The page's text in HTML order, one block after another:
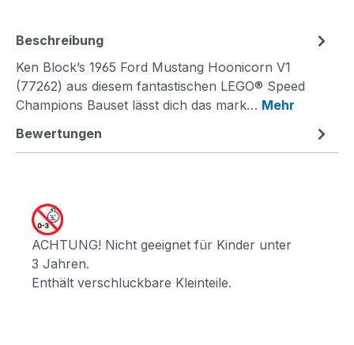
Beschreibung
Ken Block’s 1965 Ford Mustang Hoonicorn V1
(77262) aus diesem fantastischen LEGO® Speed
Champions Bauset lässt dich das mark… Mehr
Bewertungen
ACHTUNG! Nicht geeignet für Kinder unter
3 Jahren.
Enthält verschluckbare Kleinteile.